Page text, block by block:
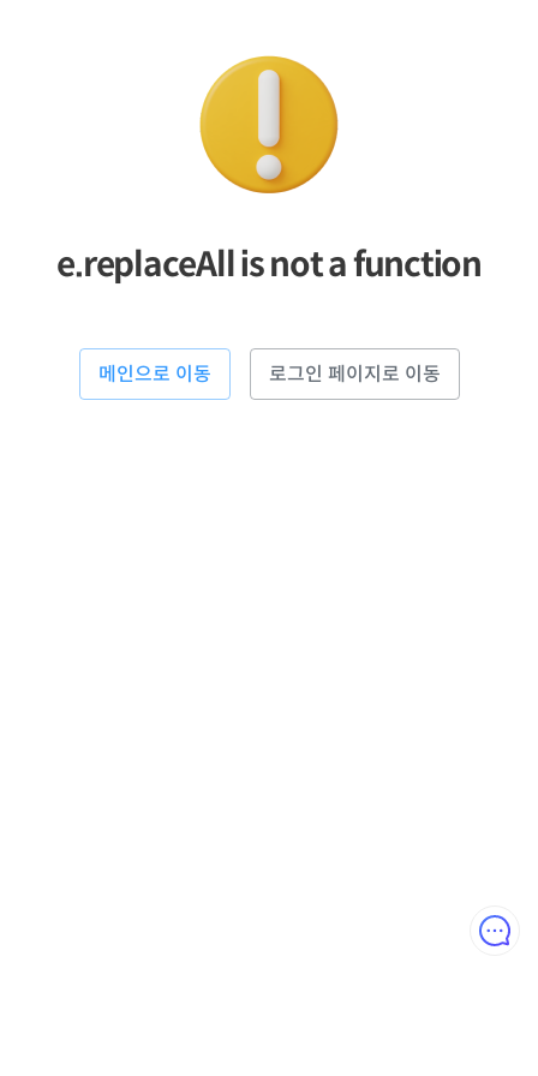
e.replaceAll is not a function
메인으로 이동 로그인 페이지로 이동